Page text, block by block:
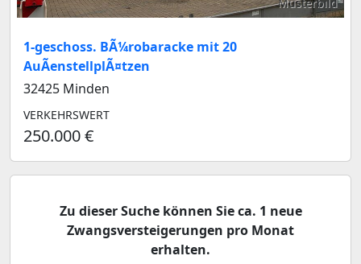
1-geschoss. BÃ¼robaracke mit 20
AuÃenstellplÃ¤tzen
32425 Minden
VERKEHRSWERT
250.000 €
Zu dieser Suche können Sie ca. 1 neue
Zwangsversteigerungen pro Monat
erhalten.